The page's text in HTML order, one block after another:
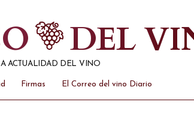
DEL
ACTUALIDAD DEL VINO
Firmas El Correo del vino Diario